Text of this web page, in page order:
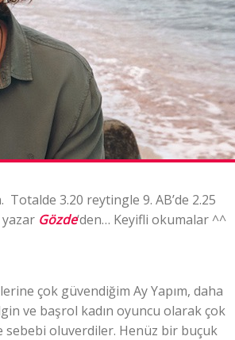
3.20 reytingle 9. AB’de 2.25
yazar Gözde‘den… Keyifli okumalar ^^
çok güvendiğim Ay Yapım, daha
ve başrol kadın oyuncu olarak çok
sebebi oluverdiler. Henüz bir buçuk